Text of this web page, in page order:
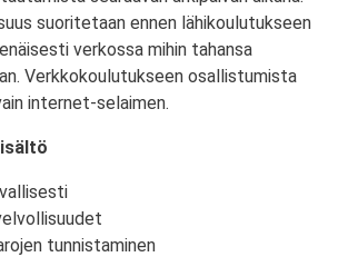
suoritetaan ennen lähikoulutukseen
verkossa mihin tahansa
Verkkokoulutukseen osallistumista
internet-selaimen.
tunnistaminen